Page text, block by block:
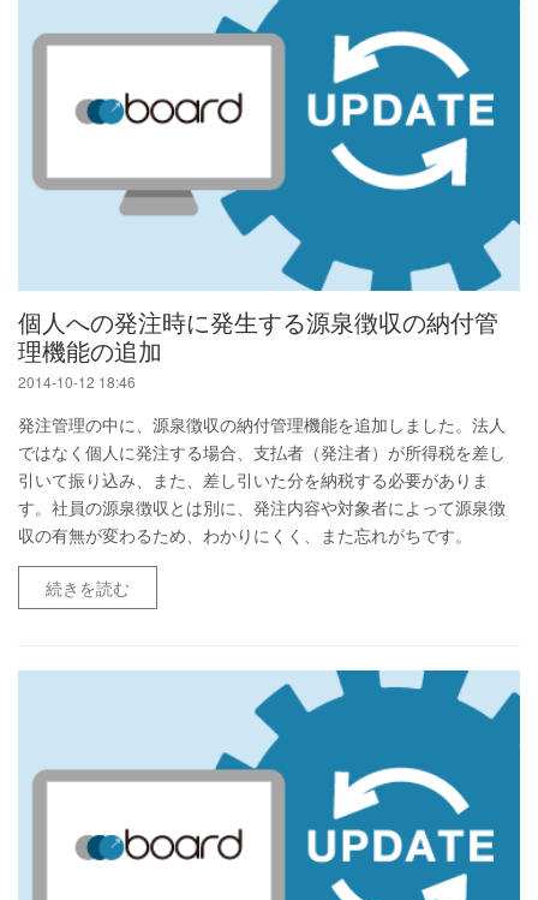
個人への発注時に発生する源泉徴収の納付管
理機能の追加
2014-10-12 18:46
発注管理の中に、源泉徴収の納付管理機能を追加しました。法人
ではなく個人に発注する場合、支払者（発注者）が所得税を差し
引いて振り込み、また、差し引いた分を納税する必要がありま
す。社員の源泉徴収とは別に、発注内容や対象者によって源泉徴
収の有無が変わるため、わかりにくく、また忘れがちです。
続きを読む